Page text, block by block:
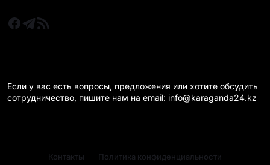
Если у вас есть вопросы, предложения или хотите обсудить
сотрудничество, пишите нам на email: info@karaganda24.kz
Контакты Политика конфиденциальности